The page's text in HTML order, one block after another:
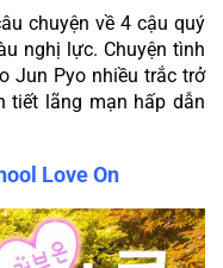
chuyện về 4 cậu quý
nghị lực. Chuyện tình
Jun Pyo nhiều trắc trở
tiết lãng mạn hấp dẫn
Love On